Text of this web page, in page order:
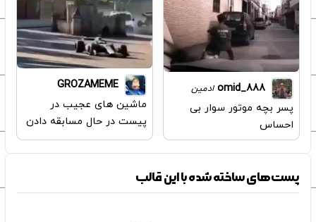
omid_888 ادمین
پسر بچه موتور سوار بی
احساس
GROZAMEME
ماشین های عجیب در
پیست در حال مسابقه دادن
پست‌های ساخته شده با این قالب